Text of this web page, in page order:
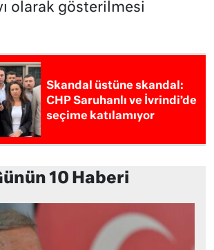
olarak gösterilmesi
Skandal üstüne skandal:
CHP Saruhanlı ve İvrindi’de
seçime katılamıyor
10 Haberi